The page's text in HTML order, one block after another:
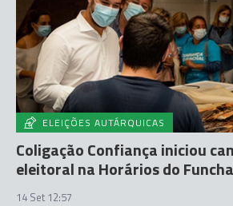
ELEIÇÕES AUTÁRQUICAS
Coligação Confiança iniciou
eleitoral na Horários do
14 Set 12:57